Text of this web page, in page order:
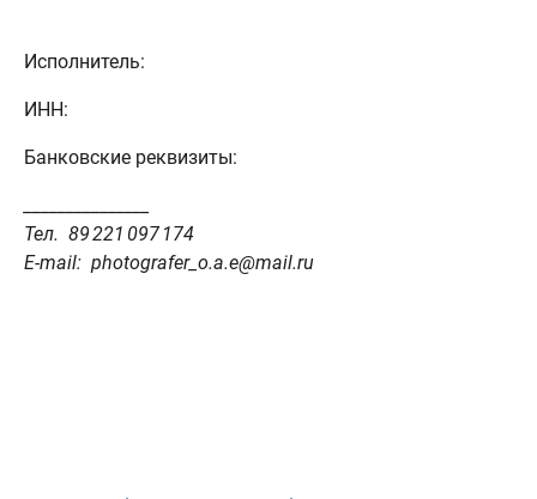
Исполнитель:
ИНН:
Банковские реквизиты:
Тел. 89 221 097 174
E-mail: photografer_o.a.e@mail.ru